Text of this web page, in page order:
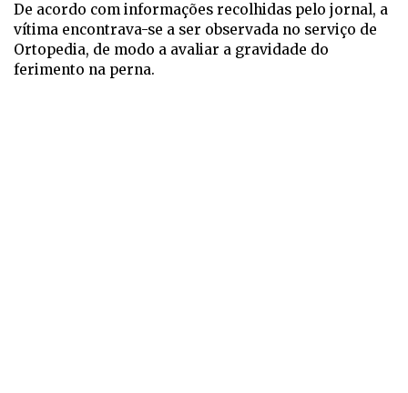
De acordo com informações recolhidas pelo jornal, a
vítima encontrava-se a ser observada no serviço de
Ortopedia, de modo a avaliar a gravidade do
ferimento na perna.